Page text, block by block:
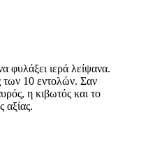
φυλάξει ιερά λείψανα.
των 10 εντολών. Σαν
η κιβωτός και το
αξίας.